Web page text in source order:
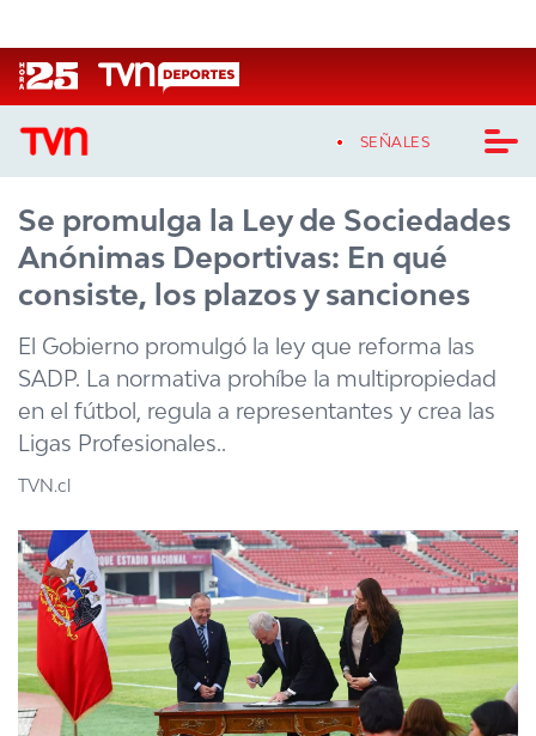
SEÑALES
CASTING MASTERCHEF CHILE
CASTING TVN VERTICAL
TVN VERTICAL
TVN PLAY
PROGRAMAS
NTV
ACTUALIDAD Y TENDENCIAS
CORPORATIVO Y TRANSPARENCIA
Se promulga la Ley de Sociedades
Anónimas Deportivas: En qué
consiste, los plazos y sanciones
El Gobierno promulgó la ley que reforma las
SADP. La normativa prohíbe la multipropiedad
en el fútbol, regula a representantes y crea las
Ligas Profesionales..
TVN.cl